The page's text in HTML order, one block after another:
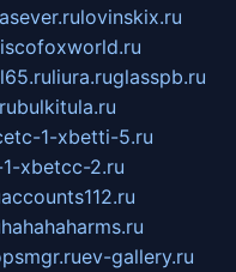
lovinskix.ru
liura.ruglasspb.ru
bulkitula.ru
1-xbetti-5.ru
xbetcc-2.ru
accounts112.ru
hahahaharms.ru
ev-gallery.ru